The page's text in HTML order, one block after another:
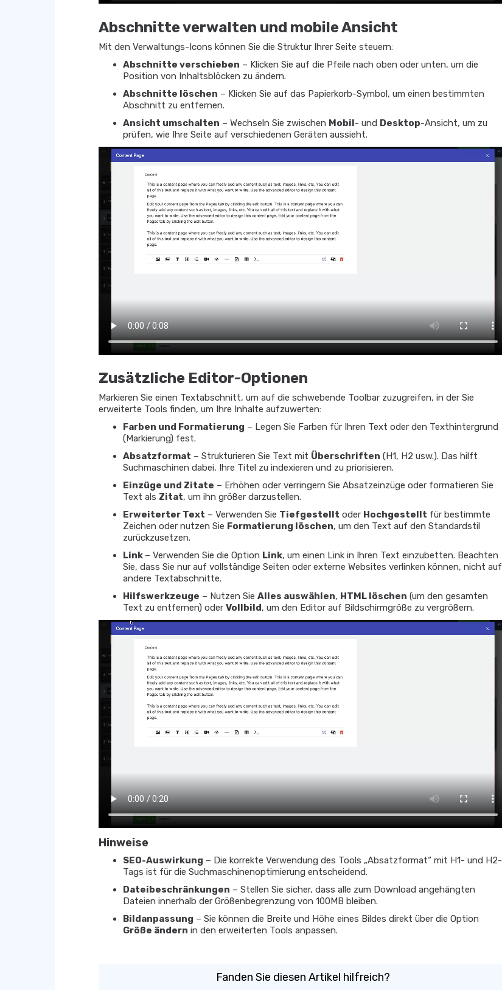
Abschnitte verwalten und mobile Ansicht
Mit den Verwaltungs-Icons können Sie die Struktur Ihrer Seite steuern:
Abschnitte verschieben – Klicken Sie auf die Pfeile nach oben oder unten, um die
Position von Inhaltsblöcken zu ändern.
Abschnitte löschen – Klicken Sie auf das Papierkorb-Symbol, um einen bestimmten
Abschnitt zu entfernen.
Ansicht umschalten – Wechseln Sie zwischen Mobil- und Desktop-Ansicht, um zu
prüfen, wie Ihre Seite auf verschiedenen Geräten aussieht.
Zusätzliche Editor-Optionen
Markieren Sie einen Textabschnitt, um auf die schwebende Toolbar zuzugreifen, in der Sie
erweiterte Tools finden, um Ihre Inhalte aufzuwerten:
Farben und Formatierung – Legen Sie Farben für Ihren Text oder den Texthintergrund
(Markierung) fest.
Absatzformat – Strukturieren Sie Text mit Überschriften (H1, H2 usw.). Das hilft
Suchmaschinen dabei, Ihre Titel zu indexieren und zu priorisieren.
Einzüge und Zitate – Erhöhen oder verringern Sie Absatzeinzüge oder formatieren Sie
Text als Zitat, um ihn größer darzustellen.
Erweiterter Text – Verwenden Sie Tiefgestellt oder Hochgestellt für bestimmte
Zeichen oder nutzen Sie Formatierung löschen, um den Text auf den Standardstil
zurückzusetzen.
Link – Verwenden Sie die Option Link, um einen Link in Ihren Text einzubetten. Beachten
Sie, dass Sie nur auf vollständige Seiten oder externe Websites verlinken können, nicht auf
andere Textabschnitte.
Hilfswerkzeuge – Nutzen Sie Alles auswählen, HTML löschen (um den gesamten
Text zu entfernen) oder Vollbild, um den Editor auf Bildschirmgröße zu vergrößern.
Hinweise
SEO-Auswirkung – Die korrekte Verwendung des Tools „Absatzformat“ mit H1- und H2-
Tags ist für die Suchmaschinenoptimierung entscheidend.
Dateibeschränkungen – Stellen Sie sicher, dass alle zum Download angehängten
Dateien innerhalb der Größenbegrenzung von 100MB bleiben.
Bildanpassung – Sie können die Breite und Höhe eines Bildes direkt über die Option
Größe ändern in den erweiterten Tools anpassen.
Fanden Sie diesen Artikel hilfreich?